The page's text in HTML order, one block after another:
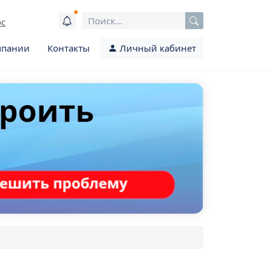
Контакты Личный кабинет